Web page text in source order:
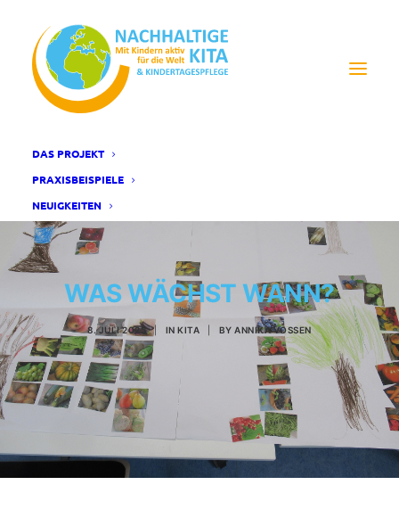
DAS PROJEKT
PRAXISBEISPIELE
NEUIGKEITEN
WAS WÄCHST WANN?
8. JULI 2025 | INKITA BYANNIKA VOSSEN